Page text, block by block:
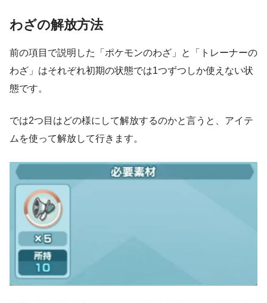
わざの解放方法
前の項目で説明した「ポケモンのわざ」と「トレーナーの
わざ」はそれぞれ初期の状態では1つずつしか使えない状
態です。
では2つ目はどの様にして解放するのかと言うと、 アイテ
ムを使って解放して行きます。